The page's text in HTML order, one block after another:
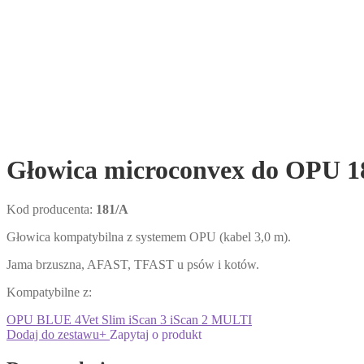
Głowica microconvex do OPU
Kod producenta: 181/A
Głowica kompatybilna z systemem OPU (kabel 3,0 m).
Jama brzuszna, AFAST, TFAST u psów i kotów.
Kompatybilne z:
OPU BLUE 4Vet Slim iScan 3 iScan 2 MULTI
Dodaj do zestawu+ Zapytaj o produkt